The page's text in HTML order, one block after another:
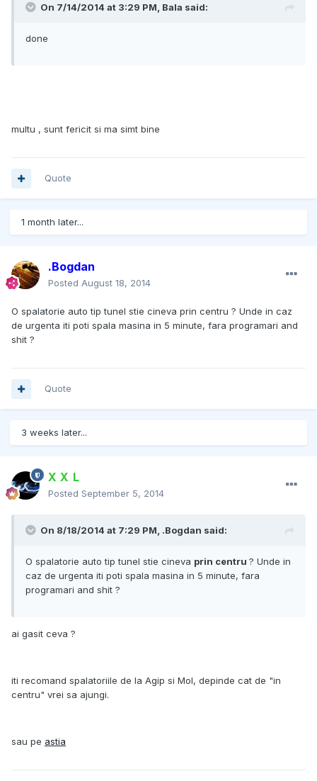
On 7/14/2014 at 3:29 PM, Bala said:
done
multu , sunt fericit si ma simt bine
Quote
1 month later...
.Bogdan
Posted August 18, 2014
O spalatorie auto tip tunel stie cineva prin centru ? Unde in caz
de urgenta iti poti spala masina in 5 minute, fara programari and
shit ?
Quote
3 weeks later...
X X L
Posted September 5, 2014
On 8/18/2014 at 7:29 PM, .Bogdan said:
O spalatorie auto tip tunel stie cineva prin centru ? Unde in
caz de urgenta iti poti spala masina in 5 minute, fara
programari and shit ?
ai gasit ceva ?
iti recomand spalatoriile de la Agip si Mol, depinde cat de "in
centru" vrei sa ajungi.
sau pe astia